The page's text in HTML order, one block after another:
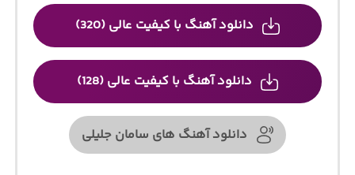
دانلود آهنگ با کیفیت عالی (320)
دانلود آهنگ با کیفیت عالی (128)
دانلود آهنگ های سامان جلیلی